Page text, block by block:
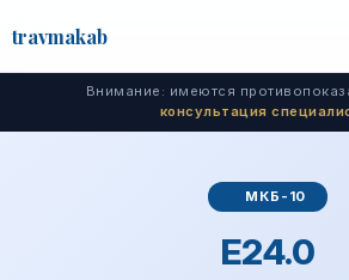
travmakab
Внимание: имеются
консультация
МКБ-10
E24.0